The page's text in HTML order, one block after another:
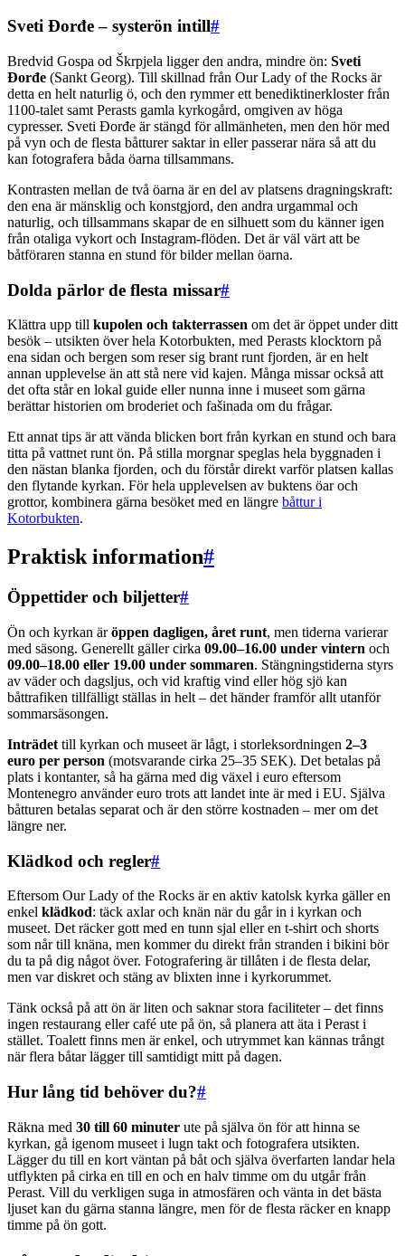
Sveti Đorđe – systerön intill#
Bredvid Gospa od Škrpjela ligger den andra, mindre ön: Sveti
Đorđe (Sankt Georg). Till skillnad från Our Lady of the Rocks är
detta en helt naturlig ö, och den rymmer ett benediktinerkloster från
1100-talet samt Perasts gamla kyrkogård, omgiven av höga
cypresser. Sveti Đorđe är stängd för allmänheten, men den hör med
på vyn och de flesta båtturer saktar in eller passerar nära så att du
kan fotografera båda öarna tillsammans.
Kontrasten mellan de två öarna är en del av platsens dragningskraft:
den ena är mänsklig och konstgjord, den andra urgammal och
naturlig, och tillsammans skapar de en silhuett som du känner igen
från otaliga vykort och Instagram-flöden. Det är väl värt att be
båtföraren stanna en stund för bilder mellan öarna.
Dolda pärlor de flesta missar#
Klättra upp till kupolen och takterrassen om det är öppet under ditt
besök – utsikten över hela Kotorbukten, med Perasts klocktorn på
ena sidan och bergen som reser sig brant runt fjorden, är en helt
annan upplevelse än att stå nere vid kajen. Många missar också att
det ofta står en lokal guide eller nunna inne i museet som gärna
berättar historien om broderiet och fašinada om du frågar.
Ett annat tips är att vända blicken bort från kyrkan en stund och bara
titta på vattnet runt ön. På stilla morgnar speglas hela byggnaden i
den nästan blanka fjorden, och du förstår direkt varför platsen kallas
den flytande kyrkan. För hela upplevelsen av buktens öar och
grottor, kombinera gärna besöket med en längre båttur i
Kotorbukten.
Praktisk information#
Öppettider och biljetter#
Ön och kyrkan äröppen dagligen, året runt, men tiderna varierar
med säsong. Generellt gäller cirka 09.00–16.00 under vintern och
09.00–18.00 eller 19.00 under sommaren. Stängningstiderna styrs
av väder och dagsljus, och vid kraftig vind eller hög sjö kan
båttrafiken tillfälligt ställas in helt – det händer framför allt utanför
sommarsäsongen.
Inträdet till kyrkan och museet är lågt, i storleksordningen 2–3
euro per person (motsvarande cirka 25–35 SEK). Det betalas på
plats i kontanter, så ha gärna med dig växel i euro eftersom
Montenegro använder euro trots att landet inte är med i EU. Själva
båtturen betalas separat och är den större kostnaden – mer om det
längre ner.
Klädkod och regler#
Eftersom Our Lady of the Rocks är en aktiv katolsk kyrka gäller en
enkel klädkod: täck axlar och knän när du går in i kyrkan och
museet. Det räcker gott med en tunn sjal eller en t-shirt och shorts
som når till knäna, men kommer du direkt från stranden i bikini bör
du ta på dig något över. Fotografering är tillåten i de flesta delar,
men var diskret och stäng av blixten inne i kyrkorummet.
Tänk också på att ön är liten och saknar stora faciliteter – det finns
ingen restaurang eller café ute på ön, så planera att äta i Perast i
stället. Toalett finns men är enkel, och utrymmet kan kännas trångt
när flera båtar lägger till samtidigt mitt på dagen.
Hur lång tid behöver du?#
Räkna med 30 till 60 minuter ute på själva ön för att hinna se
kyrkan, gå igenom museet i lugn takt och fotografera utsikten.
Lägger du till en kort väntan på båt och själva överfarten landar hela
utflykten på cirka en till en och en halv timme om du utgår från
Perast. Vill du verkligen suga in atmosfären och vänta in det bästa
ljuset kan du gärna stanna längre, men för de flesta räcker en knapp
timme på ön gott.